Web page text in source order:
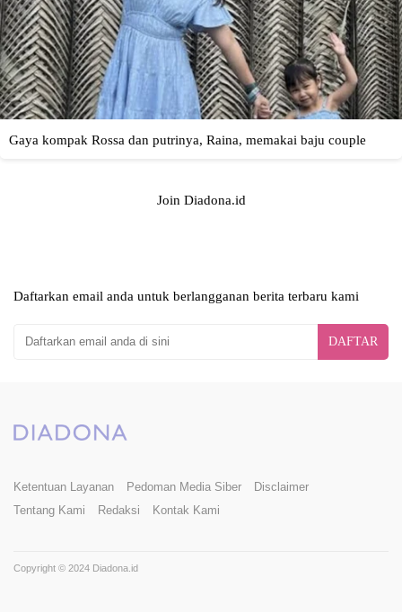
Join Diadona.id
Daftarkan email anda untuk berlangganan berita terbaru kami
DAFTAR
Ketentuan Layanan Pedoman Media Siber
Disclaimer
Tentang Kami
Redaksi Kontak Kami
Copyright © 2024 Diadona.id